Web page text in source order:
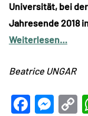
Universität, bei
Jahresende 2018
Weiterlesen…
Beatrice UNGAR